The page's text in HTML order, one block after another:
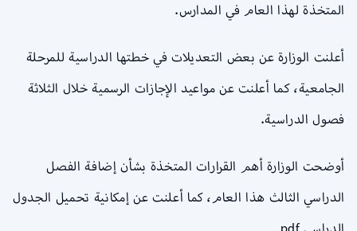
المتخذة لهذا العام في المدارس.
أعلنت الوزارة عن بعض التعديلات في خطتها الدراسية للمرحلة
الجامعية، كما أعلنت عن مواعيد الإجازات الرسمية خلال الثلاثة
فصول الدراسية.
أوضحت الوزارة أهم القرارات المتخذة بشأن إضافة الفصل
الدراسي الثالث هذا العام، كما أعلنت عن إمكانية تحميل الجدول